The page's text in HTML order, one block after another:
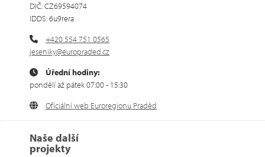
DIČ: CZ69594074
IDDS: 6u9rera
+420 554 751 0565
jeseniky@europraded.cz
Úřední hodiny:
pondělí až pátek 07:00 - 15:30
Oficiální web Euroregionu Praděd
Naše další
projekty